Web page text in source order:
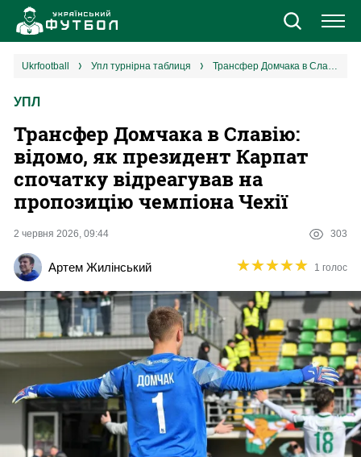
Новини
Єврокубки
УПЛ
Різне
Букмекери
Казино
ukrfootball упл турнірна таблиця Трансфер Домчака в Славію: відомо, як президент Карпат спочатку відреагував на пропозицію чемпіона Чехії
УПЛ
Трансфер Домчака в Славію:
відомо, як президент Карпат
спочатку відреагував на
пропозицію чемпіона Чехії
2 червня 2026, 09:44 303
Артем Жилінський ★★★★★
★★★★★ 1 голос